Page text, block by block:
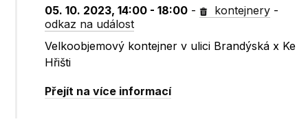
05. 10. 2023, 14:00 - 18:00 - kontejnery -
odkaz na událost
Velkoobjemový kontejner v ulici Brandýská x Ke
Hřišti
Přejít na více informací